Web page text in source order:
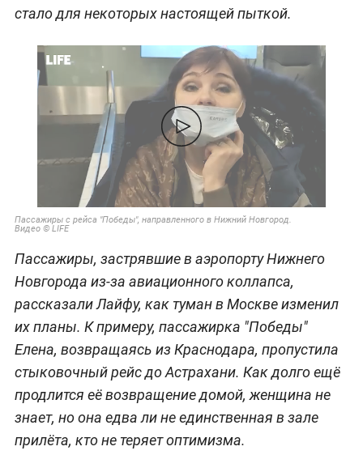
стало для некоторых настоящей пыткой.
Пассажиры с рейса "Победы", направленного в Нижний Новгород.
Видео © LIFE
Пассажиры, застрявшие в аэропорту Нижнего
Новгорода из-за авиационного коллапса,
рассказали Лайфу, как туман в Москве изменил
их планы. К примеру, пассажирка "Победы"
Елена, возвращаясь из Краснодара, пропустила
стыковочный рейс до Астрахани. Как долго ещё
продлится её возвращение домой, женщина не
знает, но она едва ли не единственная в зале
прилёта, кто не теряет оптимизма.